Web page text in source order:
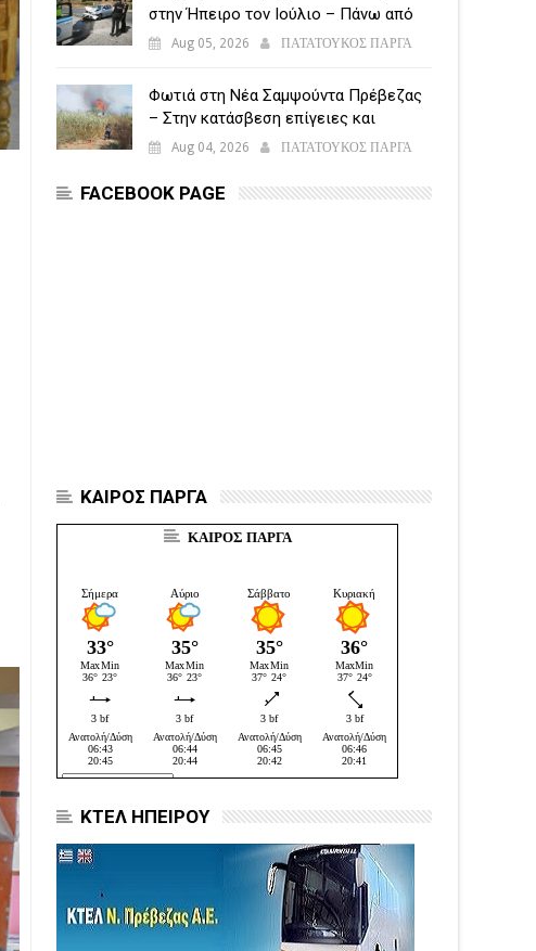
στην Ήπειρο τον Ιούλιο – Πάνω από
5.500 παραβάσεις
Aug 05, 2026 ΠΑΤΑΤΟΥΚΟΣ ΠΑΡΓΑ
Φωτιά στη Νέα Σαμψούντα Πρέβεζας
– Στην κατάσβεση επίγειες και
εναέριες δυνάμεις
Aug 04, 2026 ΠΑΤΑΤΟΥΚΟΣ ΠΑΡΓΑ
FACEBOOK PAGE
ΚΑΙΡΟΣ ΠΑΡΓΑ
ΚΑΙΡΟΣ ΠΑΡΓΑ
ΚΤΕΛ ΗΠΕΙΡΟΥ